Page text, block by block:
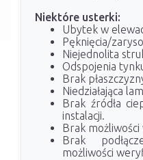
Niektóre usterki:
Ubytek w
Pęknięcia/
Niejednolita
Odspojenia
Brak
Niedziałająca
Brak źródła
instalacji.
Brak
Brak
możliwości